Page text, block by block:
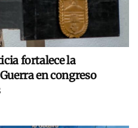
fortalece la
en congreso